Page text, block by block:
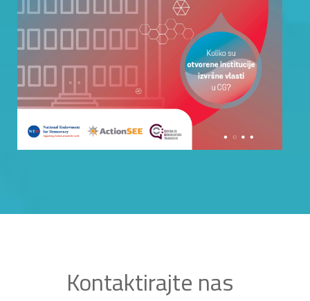
Kontaktirajte nas